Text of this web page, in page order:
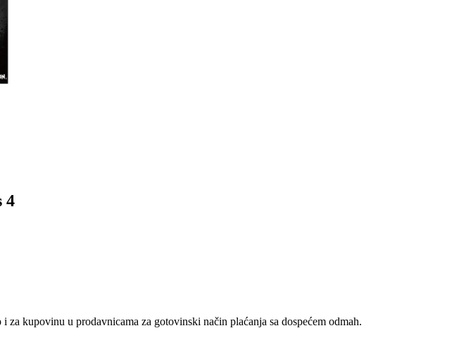
4
za kupovinu u prodavnicama za gotovinski način plaćanja sa dospećem odmah.